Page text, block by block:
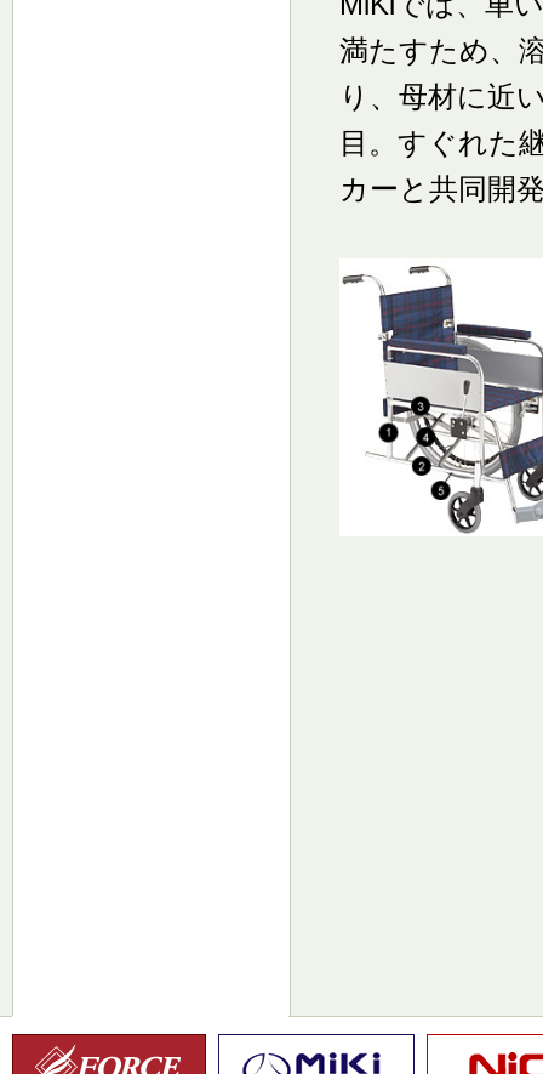
満たすため、
り、母材に近
目。すぐれた
カーと共同開